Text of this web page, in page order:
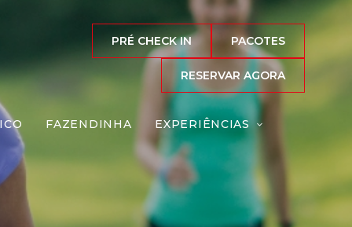
PRÉ CHECK IN PACOTES
RESERVAR AGORA
FAZENDINHA EXPERIÊNCIAS